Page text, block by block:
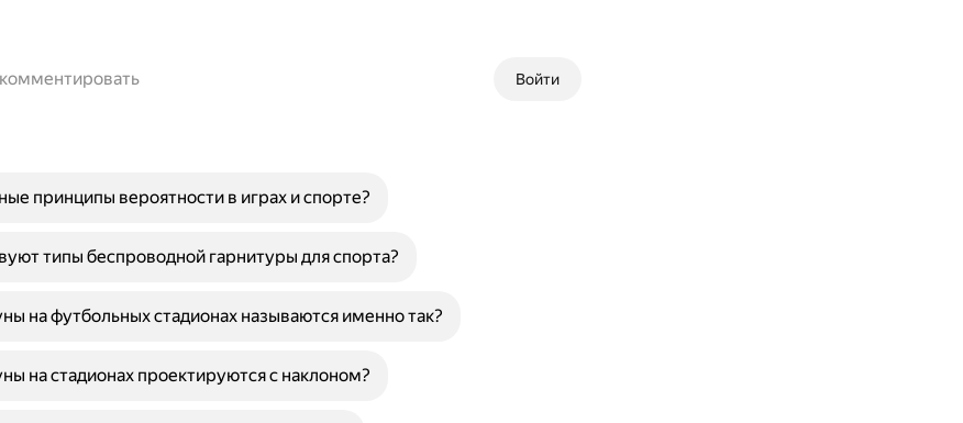
Войти
принципы вероятности в играх и спорте?
типы беспроводной гарнитуры для спорта?
на футбольных стадионах называются именно так?
на стадионах проектируются с наклоном?